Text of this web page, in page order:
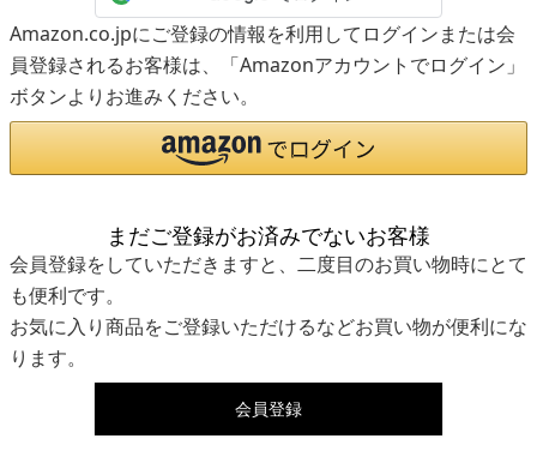
Amazon.co.jpにご登録の情報を利用してログインまたは会
員登録されるお客様は、「Amazonアカウントでログイン」
ボタンよりお進みください。
まだご登録がお済みでないお客様
会員登録をしていただきますと、二度目のお買い物時にとて
も便利です。
お気に入り商品をご登録いただけるなどお買い物が便利にな
ります。
会員登録